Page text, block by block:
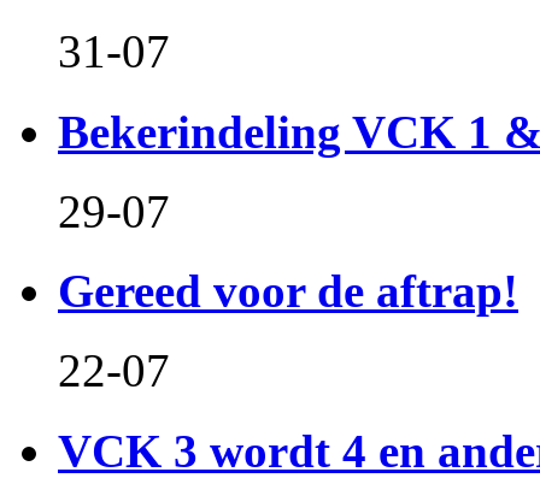
31-07
Bekerindeling VCK 1
29-07
Gereed voor de aftrap!
22-07
VCK 3 wordt 4 en